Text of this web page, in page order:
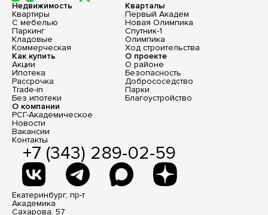
Недвижимость
Квартиры
С мебелью
Паркинг
Кладовые
Коммерческая
Кварталы
Первый Академ
Новая Олимпика
Спутник-1
Олимпика
Ход строительства
Как купить
Акции
Ипотека
Рассрочка
Trade-in
Без ипотеки
О проекте
О районе
Безопасность
Добрососедство
Парки
Благоустройство
О компании
РСГ-Академическое
Новости
Вакансии
Контакты
+7 (343) 289-02-59
Екатеринбург, пр-т
Академика
Сахарова, 57